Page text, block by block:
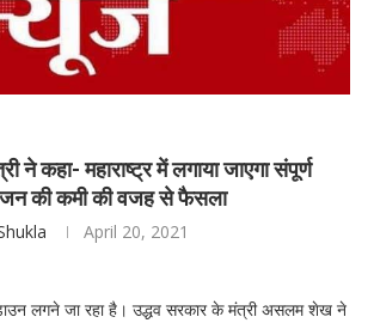
ने कहा- महाराष्ट्र में लगाया जाएगा संपूर्ण
की कमी की वजह से फैसला
April 20, 2021
लगने जा रहा है। उद्धव सरकार के मंत्री असलम शेख ने